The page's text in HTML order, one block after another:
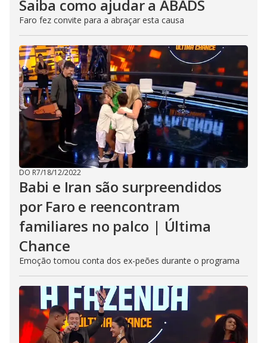
Saiba como ajudar a ABADS
Faro fez convite para a abraçar esta causa
DO R7/18/12/2022
Babi e Iran são surpreendidos
por Faro e reencontram
familiares no palco | Última
Chance
Emoção tomou conta dos ex-peões durante o programa